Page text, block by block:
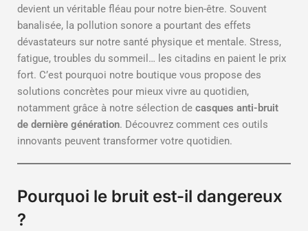
devient un véritable fléau pour notre bien-être. Souvent
banalisée, la pollution sonore a pourtant des effets
dévastateurs sur notre santé physique et mentale. Stress,
fatigue, troubles du sommeil… les citadins en paient le prix
fort. C’est pourquoi notre boutique vous propose des
solutions concrètes pour mieux vivre au quotidien,
notamment grâce à notre sélection de casques anti-bruit
de dernière génération. Découvrez comment ces outils
innovants peuvent transformer votre quotidien.
Pourquoi le bruit est-il dangereux
?